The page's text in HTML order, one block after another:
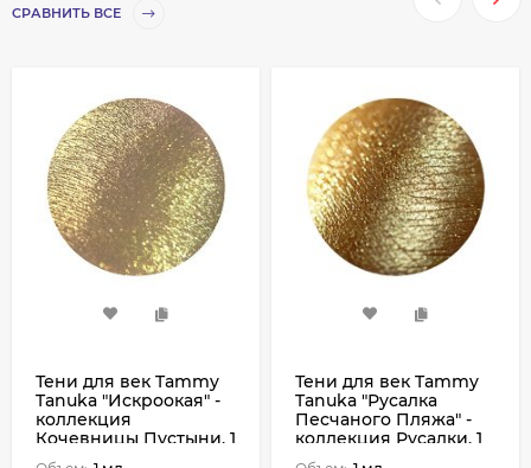
СРАВНИТЬ ВСЕ
Тени для век Tammy
Tanuka "Искроокая" -
коллекция
Кочевницы Пустыни, 1
мл
Тени для век Tammy
Tanuka "Русалка
Песчаного Пляжа" -
коллекция Русалки, 1
мл